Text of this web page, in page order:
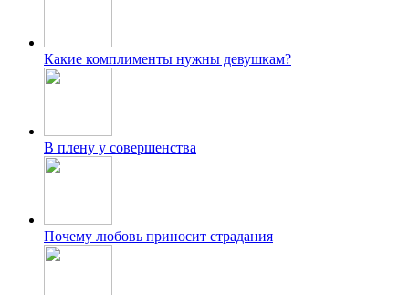
Какие комплименты нужны девушкам?
В плену у совершенства
Почему любовь приносит страдания